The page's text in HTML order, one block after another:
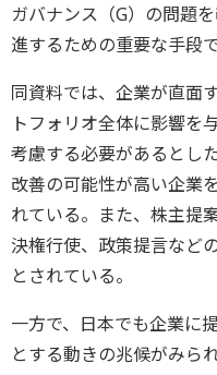
ガバナンス（G）の問題
進するための重要な手段
同資料では、企業が直面
トフォリオ全体に影響を
考慮する必要があるとし
改善の可能性が高い企業
れている。また、株主提
決権行使、政策提言など
とされている。
一方で、日本でも企業に
とする動きの兆候がみら